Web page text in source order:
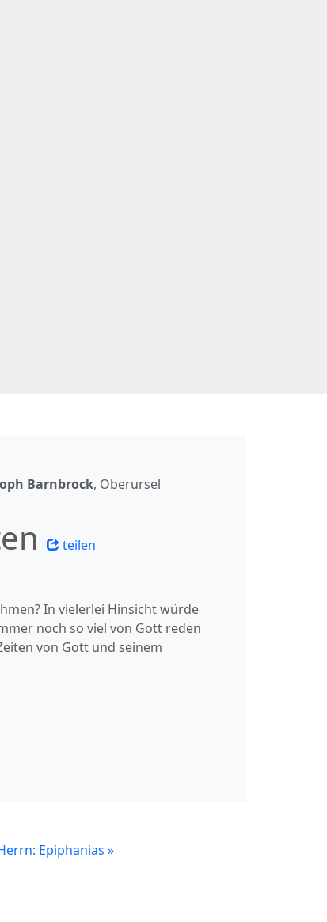
Barnbrock, Oberursel
teilen
In vielerlei Hinsicht würde
noch so viel von Gott reden
von Gott und seinem
Epiphanias »